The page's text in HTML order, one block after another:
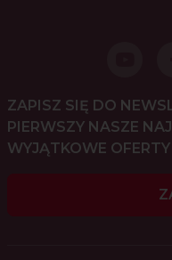
ZAPISZ SIĘ DO
PIERWSZY NASZE
WYJĄTKOWE OFERTY